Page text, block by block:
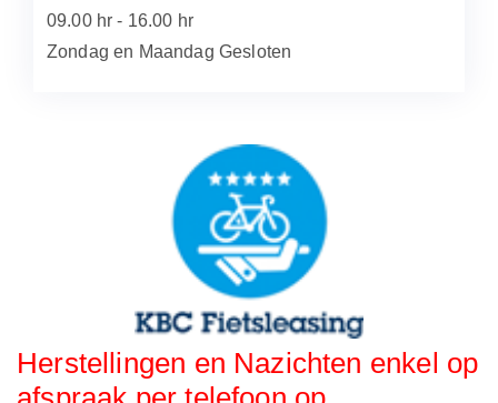
09.00 hr - 16.00 hr
Zondag en Maandag Gesloten
Herstellingen en Nazichten enkel op